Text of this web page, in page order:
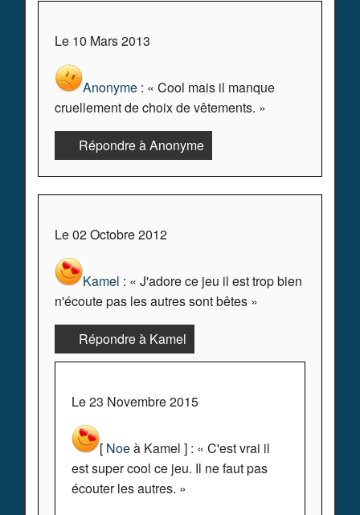
Le 10 Mars 2013
Anonyme : « Cool mais il manque
cruellement de choix de vêtements. »
Répondre à Anonyme
Le 02 Octobre 2012
Kamel : « J'adore ce jeu il est trop bien
n'écoute pas les autres sont bêtes »
Répondre à Kamel
Le 23 Novembre 2015
[ Noeà Kamel ] : « C'est vrai il
est super cool ce jeu. Il ne faut pas
écouter les autres. »